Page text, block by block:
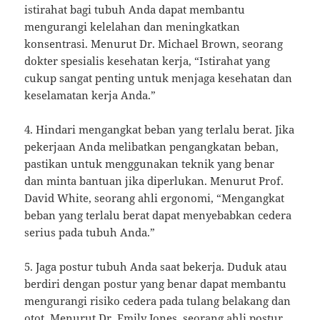
istirahat bagi tubuh Anda dapat membantu
mengurangi kelelahan dan meningkatkan
konsentrasi. Menurut Dr. Michael Brown, seorang
dokter spesialis kesehatan kerja, “Istirahat yang
cukup sangat penting untuk menjaga kesehatan dan
keselamatan kerja Anda.”
4. Hindari mengangkat beban yang terlalu berat. Jika
pekerjaan Anda melibatkan pengangkatan beban,
pastikan untuk menggunakan teknik yang benar
dan minta bantuan jika diperlukan. Menurut Prof.
David White, seorang ahli ergonomi, “Mengangkat
beban yang terlalu berat dapat menyebabkan cedera
serius pada tubuh Anda.”
5. Jaga postur tubuh Anda saat bekerja. Duduk atau
berdiri dengan postur yang benar dapat membantu
mengurangi risiko cedera pada tulang belakang dan